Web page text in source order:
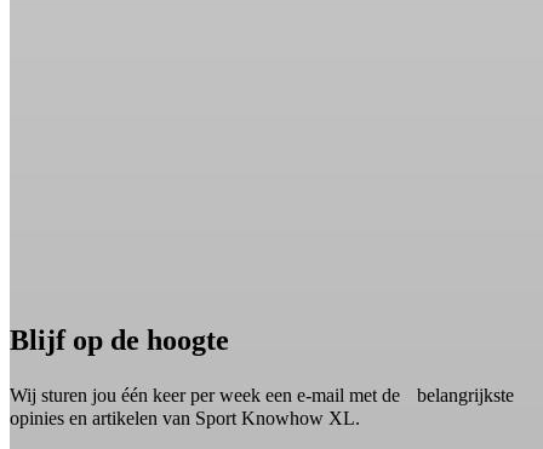
Blijf op de hoogte
Wij sturen jou één keer per week een e-mail met de belangrijkste
opinies en artikelen van Sport Knowhow XL.